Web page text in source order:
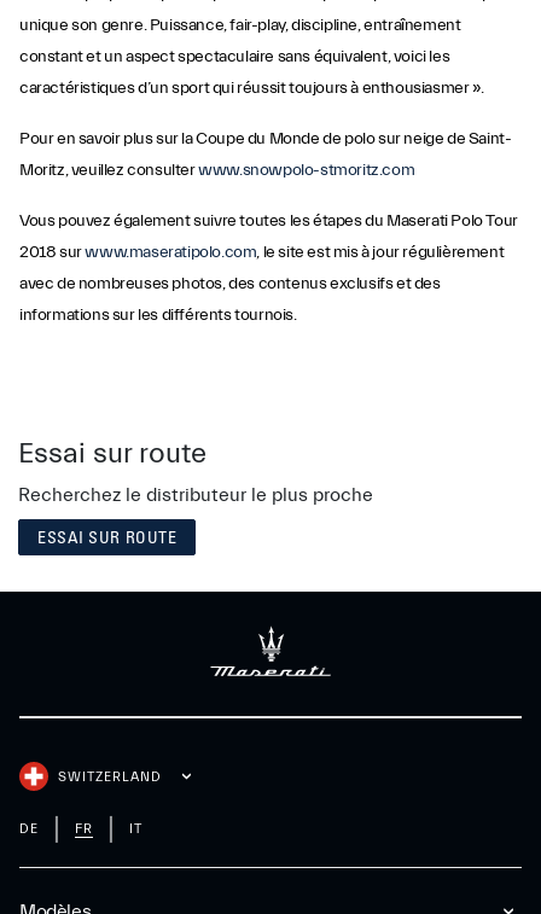
unique son genre. Puissance, fair-play, discipline, entraînement
constant et un aspect spectaculaire sans équivalent, voici les
caractéristiques d’un sport qui réussit toujours à enthousiasmer ».
Pour en savoir plus sur la Coupe du Monde de polo sur neige de Saint-
Moritz, veuillez consulterwww.snowpolo-stmoritz.com
Vous pouvez également suivre toutes les étapes du Maserati Polo Tour
2018 surwww.maseratipolo.com, le site est mis à jour régulièrement
avec de nombreuses photos, des contenus exclusifs et des
informations sur les différents tournois.
Essai sur route
Recherchez le distributeur le plus proche
ESSAI SUR ROUTE
SWITZERLAND
DE FR IT